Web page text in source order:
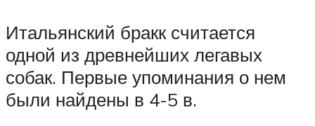
Итальянский бракк считается
одной из древнейших легавых
собак. Первые упоминания о нем
были найдены в 4-5 в.